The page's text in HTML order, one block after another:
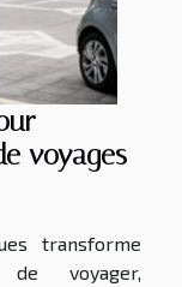
voyages
transforme
voyager,